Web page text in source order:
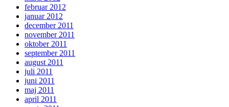
februar 2012
januar 2012
december 2011
november 2011
oktober 2011
september 2011
august 2011
juli 2011
juni 2011
maj 2011
april 2011